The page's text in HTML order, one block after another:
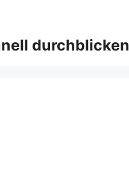
durchblicken